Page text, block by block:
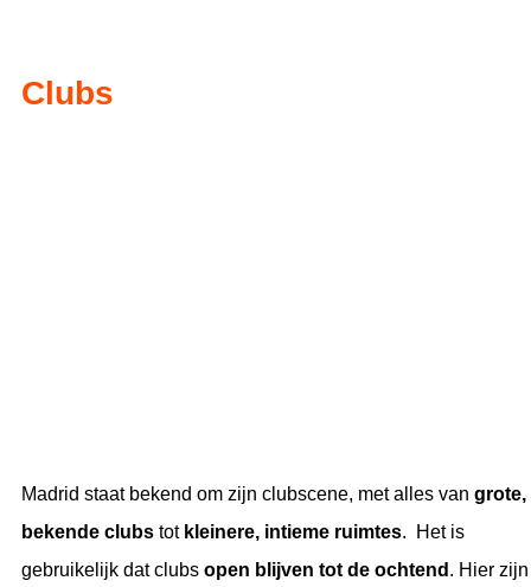
Clubs
Madrid staat bekend om zijn clubscene, met alles van grote,
bekende clubs tot kleinere, intieme ruimtes. Het is
gebruikelijk dat clubs open blijven tot de ochtend . Hier zijn